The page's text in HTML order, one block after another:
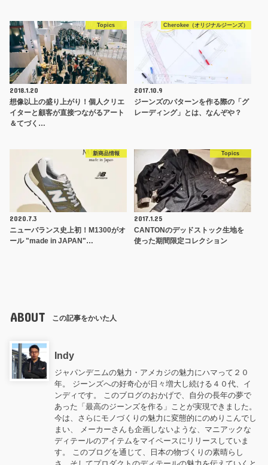
Topics
2018.1.20
想像以上の盛り上がり！個人クリエ
イターと顧客が直接つながるアート
＆てづく…
Cherokee（オリジナルジーンズ）
2017.10.9
ジーンズのパターンを作る際の「グ
レーディング」とは、なんぞや？
新商品情報
2020.7.3
ニューバランス史上初！M1300がオ
ール "made in JAPAN"…
Topics
2017.1.25
CANTONのデッドストック生地を
使った期間限定コレクション
ABOUT この記事をかいた人
Indy
ジャパンデニムの魅力・アメカジの魅力にハマって２０
年。 ジーンズへの好奇心が日々増大し続ける４０代、イ
ンディです。 このブログのおかげで、自分の長年の夢で
あった「最高のジーンズを作る」ことが実現できました。
今は、さらにモノづくりの魅力に変態的にのめりこんでし
まい、 メーカーさんも企画しないような、マニアックな
ディテールのアイテムをマイペースにリリースしていま
す。 このブログを通じて、日本の物づくりの素晴らし